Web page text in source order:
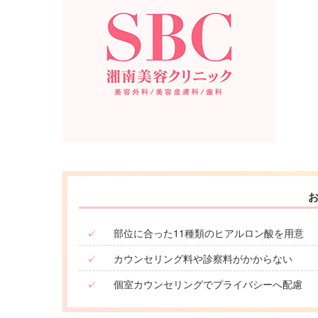
✓
部位に合った11種類のヒアルロン酸を用意
✓
カウンセリング料や診察料がかからない
✓
個室カウンセリングでプライバシーへ配慮